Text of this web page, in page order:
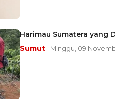
Harimau Sumatera yang
Sumut | Minggu, 09